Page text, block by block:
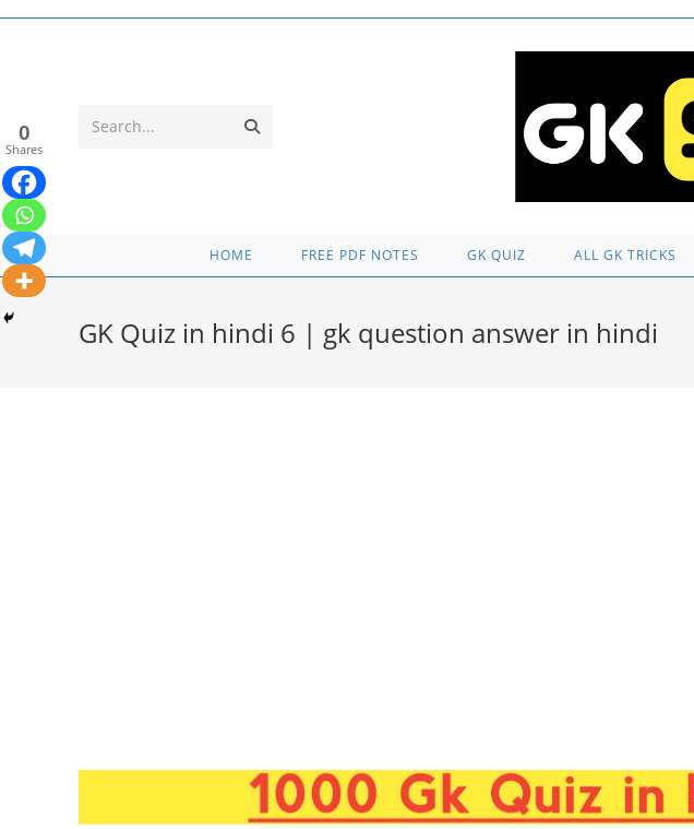
Skip
Search...
HOME FREE PDF NOTES GK QUIZ ALL GK TRICKS
GK Quiz in hindi 6 | gk question answer in hindi
0
Shares